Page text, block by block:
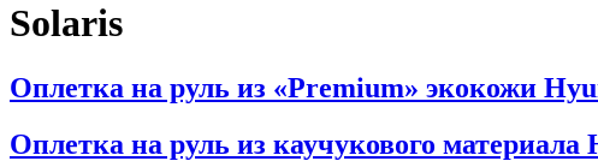
Solaris
Оплетка на руль из «Premium» экокожи
Оплетка на руль из каучукового